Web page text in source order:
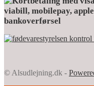
© Alsudlejning.dk -